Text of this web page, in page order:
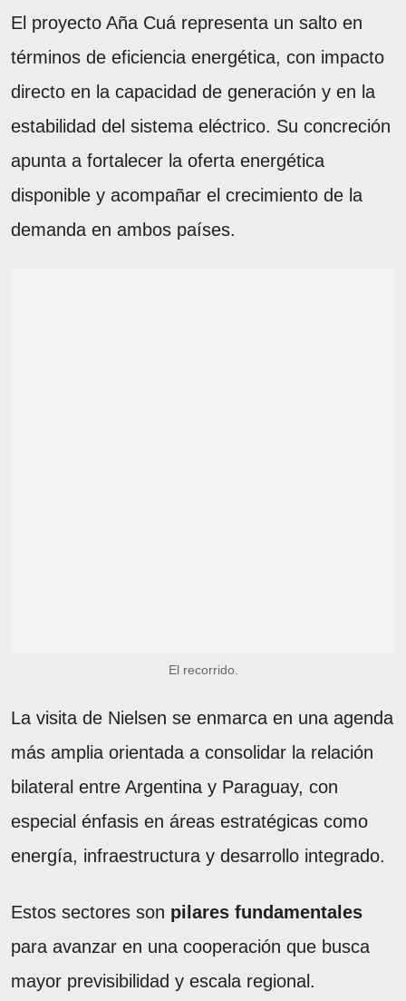
El proyecto Aña Cuá representa un salto en
términos de eficiencia energética, con impacto
directo en la capacidad de generación y en la
estabilidad del sistema eléctrico. Su concreción
apunta a fortalecer la oferta energética
disponible y acompañar el crecimiento de la
demanda en ambos países.
El recorrido.
La visita de Nielsen se enmarca en una agenda
más amplia orientada a consolidar la relación
bilateral entre Argentina y Paraguay, con
especial énfasis en áreas estratégicas como
energía, infraestructura y desarrollo integrado.
Estos sectores son pilares fundamentales
para avanzar en una cooperación que busca
mayor previsibilidad y escala regional.